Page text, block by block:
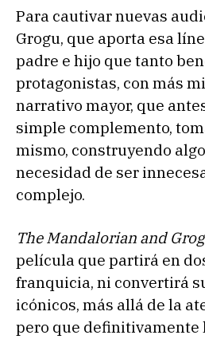
Para cautivar nuevas
Grogu, que aporta esa
padre e hijo que tanto
protagonistas, con más
narrativo mayor, que
simple complemento,
mismo, construyendo
necesidad de ser
complejo.
The Mandalorian and
película que partirá en
franquicia, ni convertirá
icónicos, más allá de la
pero que definitivamente